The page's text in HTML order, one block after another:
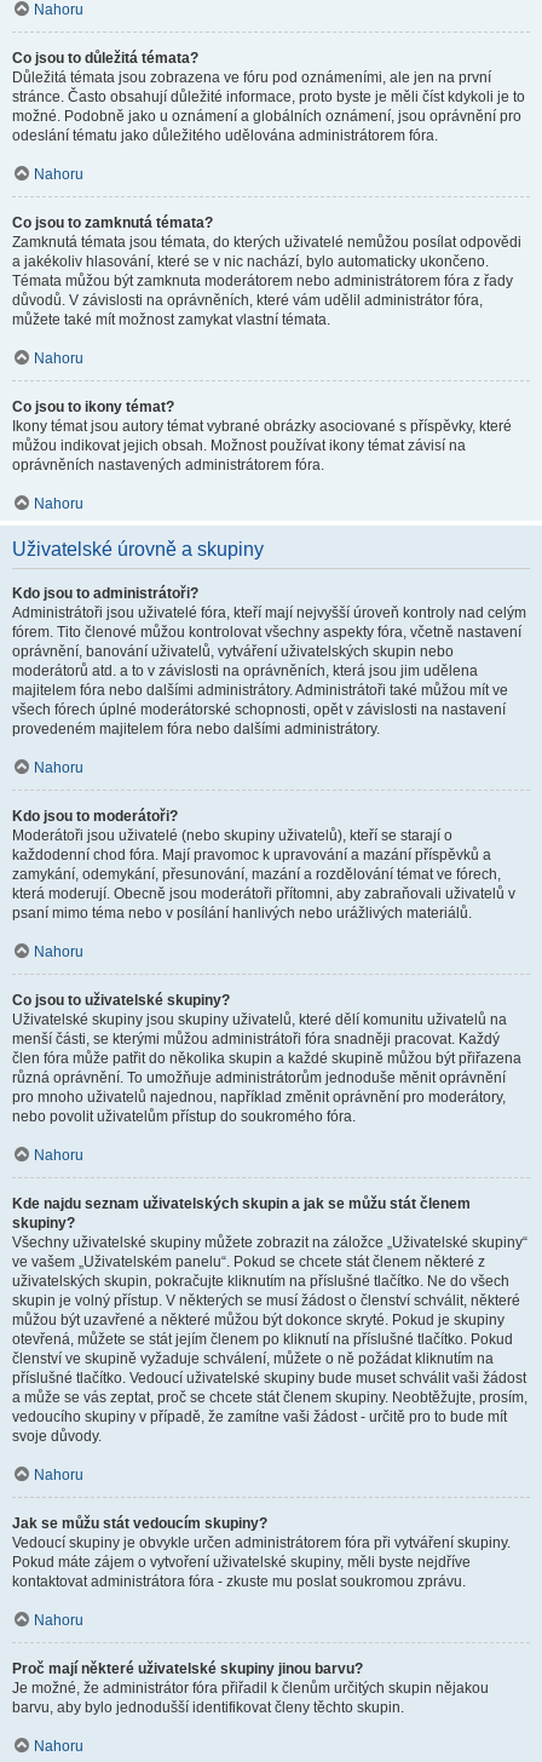
Nahoru
Co jsou to důležitá témata?
Důležitá témata jsou zobrazena ve fóru pod oznámeními, ale jen na první
stránce. Často obsahují důležité informace, proto byste je měli číst kdykoli je to
možné. Podobně jako u oznámení a globálních oznámení, jsou oprávnění pro
odeslání tématu jako důležitého udělována administrátorem fóra.
Nahoru
Co jsou to zamknutá témata?
Zamknutá témata jsou témata, do kterých uživatelé nemůžou posílat odpovědi
a jakékoliv hlasování, které se v nic nachází, bylo automaticky ukončeno.
Témata můžou být zamknuta moderátorem nebo administrátorem fóra z řady
důvodů. V závislosti na oprávněních, které vám udělil administrátor fóra,
můžete také mít možnost zamykat vlastní témata.
Nahoru
Co jsou to ikony témat?
Ikony témat jsou autory témat vybrané obrázky asociované s příspěvky, které
můžou indikovat jejich obsah. Možnost používat ikony témat závisí na
oprávněních nastavených administrátorem fóra.
Nahoru
Uživatelské úrovně a skupiny
Kdo jsou to administrátoři?
Administrátoři jsou uživatelé fóra, kteří mají nejvyšší úroveň kontroly nad celým
fórem. Tito členové můžou kontrolovat všechny aspekty fóra, včetně nastavení
oprávnění, banování uživatelů, vytváření uživatelských skupin nebo
moderátorů atd. a to v závislosti na oprávněních, která jsou jim udělena
majitelem fóra nebo dalšími administrátory. Administrátoři také můžou mít ve
všech fórech úplné moderátorské schopnosti, opět v závislosti na nastavení
provedeném majitelem fóra nebo dalšími administrátory.
Nahoru
Kdo jsou to moderátoři?
Moderátoři jsou uživatelé (nebo skupiny uživatelů), kteří se starají o
každodenní chod fóra. Mají pravomoc k upravování a mazání příspěvků a
zamykání, odemykání, přesunování, mazání a rozdělování témat ve fórech,
která moderují. Obecně jsou moderátoři přítomni, aby zabraňovali uživatelů v
psaní mimo téma nebo v posílání hanlivých nebo urážlivých materiálů.
Nahoru
Co jsou to uživatelské skupiny?
Uživatelské skupiny jsou skupiny uživatelů, které dělí komunitu uživatelů na
menší části, se kterými můžou administrátoři fóra snadněji pracovat. Každý
člen fóra může patřit do několika skupin a každé skupině můžou být přiřazena
různá oprávnění. To umožňuje administrátorům jednoduše měnit oprávnění
pro mnoho uživatelů najednou, například změnit oprávnění pro moderátory,
nebo povolit uživatelům přístup do soukromého fóra.
Nahoru
Kde najdu seznam uživatelských skupin a jak se můžu stát členem
skupiny?
Všechny uživatelské skupiny můžete zobrazit na záložce „Uživatelské skupiny“
ve vašem „Uživatelském panelu“. Pokud se chcete stát členem některé z
uživatelských skupin, pokračujte kliknutím na příslušné tlačítko. Ne do všech
skupin je volný přístup. V některých se musí žádost o členství schválit, některé
můžou být uzavřené a některé můžou být dokonce skryté. Pokud je skupiny
otevřená, můžete se stát jejím členem po kliknutí na příslušné tlačítko. Pokud
členství ve skupině vyžaduje schválení, můžete o ně požádat kliknutím na
příslušné tlačítko. Vedoucí uživatelské skupiny bude muset schválit vaši žádost
a může se vás zeptat, proč se chcete stát členem skupiny. Neobtěžujte, prosím,
vedoucího skupiny v případě, že zamítne vaši žádost - určitě pro to bude mít
svoje důvody.
Nahoru
Jak se můžu stát vedoucím skupiny?
Vedoucí skupiny je obvykle určen administrátorem fóra při vytváření skupiny.
Pokud máte zájem o vytvoření uživatelské skupiny, měli byste nejdříve
kontaktovat administrátora fóra - zkuste mu poslat soukromou zprávu.
Nahoru
Proč mají některé uživatelské skupiny jinou barvu?
Je možné, že administrátor fóra přiřadil k členům určitých skupin nějakou
barvu, aby bylo jednodušší identifikovat členy těchto skupin.
Nahoru